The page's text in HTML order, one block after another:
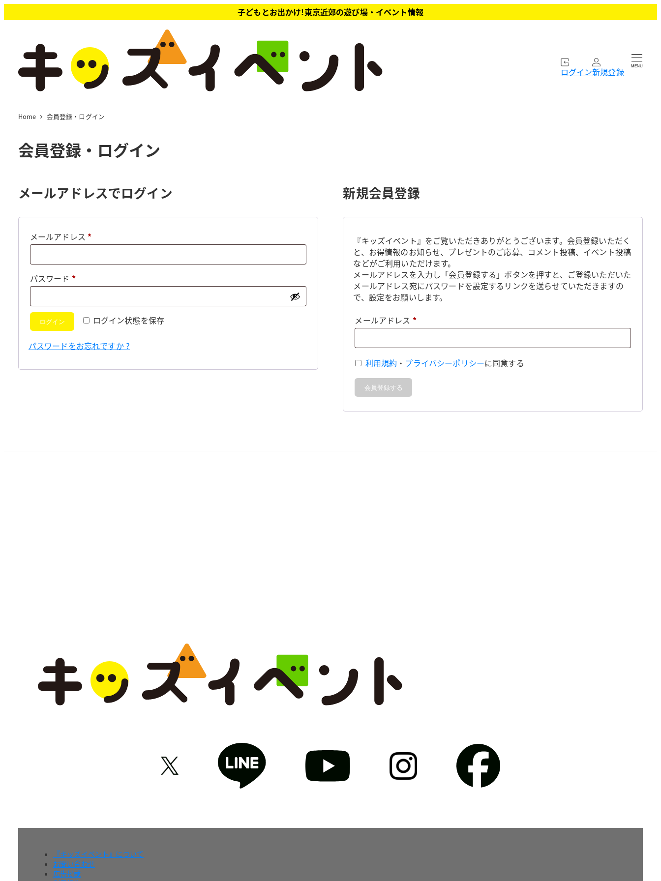
イ
子どもとお出かけ!東京近郊の遊び場・イベント情報
ログイン新規登録 MENU
Home 会員登録・ログイン
会員登録・ログイン
メールアドレスでログイン
メールアドレス *必
パスワード *必
ログイン状態を保存
ログイン
パスワードをお忘れですか ?
新規会員登録
『キッズイベント』をご覧いただきありがとうございます。会員登録いただく
と、お得情報のお知らせ、プレゼントのご応募、コメント投稿、イベント投稿
などがご利用いただけます。
メールアドレスを入力し「会員登録する」ボタンを押すと、ご登録いただいた
メールアドレス宛にパスワードを設定するリンクを送らせていただきますの
で、設定をお願いします。
メールアドレス *必
利用規約 ・ プライバシーポリシーに同意する
会員登録する
『キッズイベント』について
お問い合わせ
広告掲載